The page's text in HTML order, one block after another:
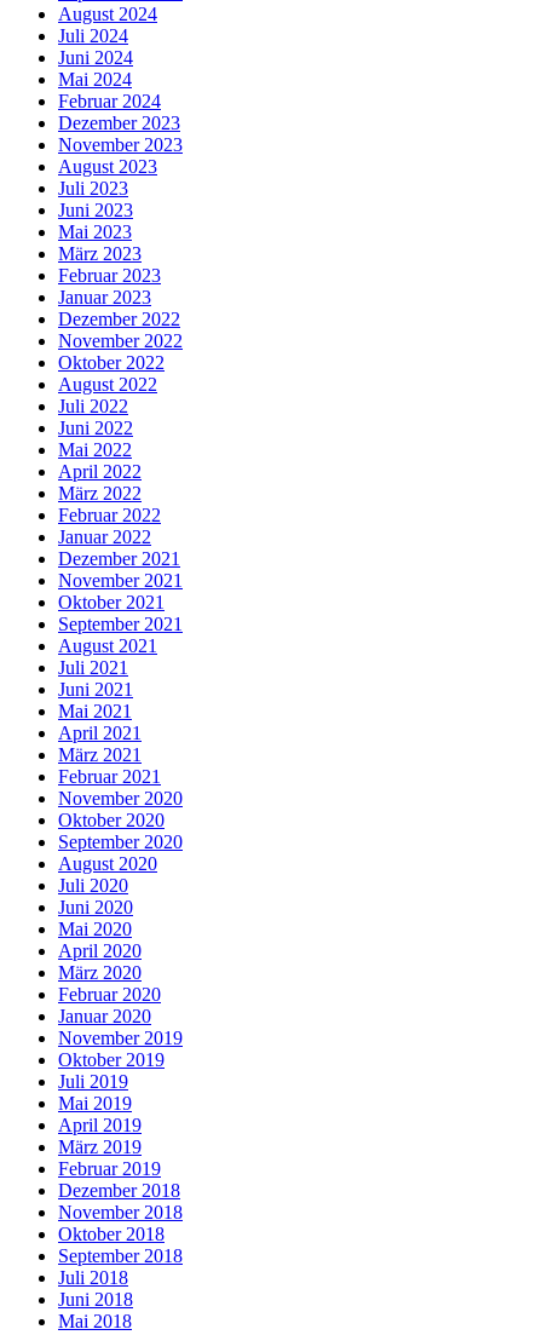
August 2024
Juli 2024
Juni 2024
Mai 2024
Februar 2024
Dezember 2023
November 2023
August 2023
Juli 2023
Juni 2023
Mai 2023
März 2023
Februar 2023
Januar 2023
Dezember 2022
November 2022
Oktober 2022
August 2022
Juli 2022
Juni 2022
Mai 2022
April 2022
März 2022
Februar 2022
Januar 2022
Dezember 2021
November 2021
Oktober 2021
September 2021
August 2021
Juli 2021
Juni 2021
Mai 2021
April 2021
März 2021
Februar 2021
November 2020
Oktober 2020
September 2020
August 2020
Juli 2020
Juni 2020
Mai 2020
April 2020
März 2020
Februar 2020
Januar 2020
November 2019
Oktober 2019
Juli 2019
Mai 2019
April 2019
März 2019
Februar 2019
Dezember 2018
November 2018
Oktober 2018
September 2018
Juli 2018
Juni 2018
Mai 2018